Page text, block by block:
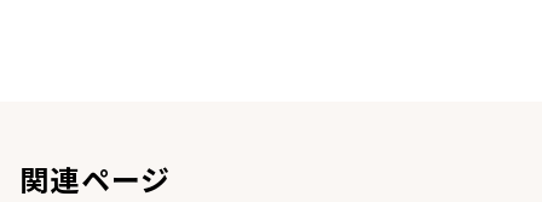
関連ページ